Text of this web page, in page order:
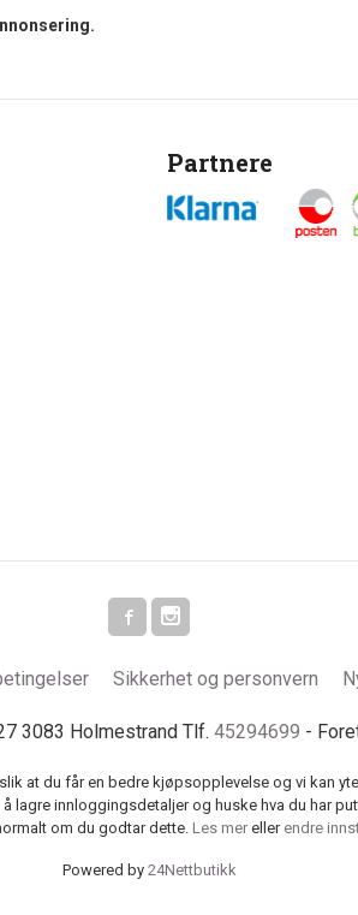
Partnere
Sikkerhet og personvern
3083 Holmestrand Tlf. 45294699 -
at du får en bedre kjøpsopplevelse og vi kan
lagre innloggingsdetaljer og huske hva du har
om du godtar dette.Les mer eller endre
Powered by 24Nettbutikk